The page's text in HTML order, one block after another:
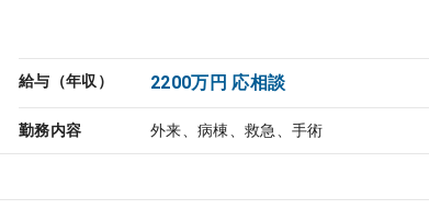
給与（年収） 2200万円 応相談
勤務内容 外来、病棟、救急、手術